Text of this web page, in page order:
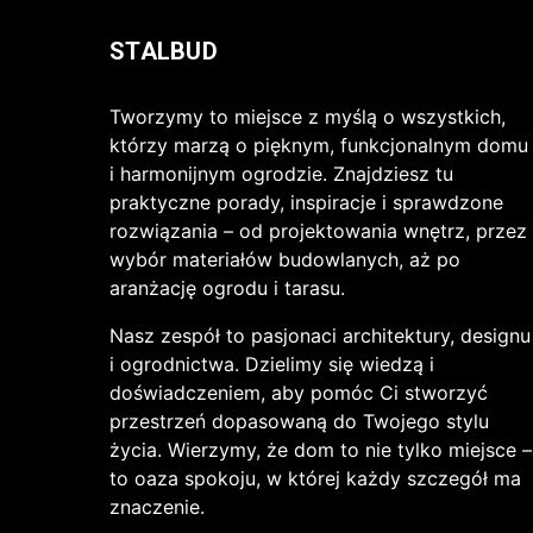
STALBUD
Tworzymy to miejsce z myślą o wszystkich,
którzy marzą o pięknym, funkcjonalnym domu
i harmonijnym ogrodzie. Znajdziesz tu
praktyczne porady, inspiracje i sprawdzone
rozwiązania – od projektowania wnętrz, przez
wybór materiałów budowlanych, aż po
aranżację ogrodu i tarasu.
Nasz zespół to pasjonaci architektury, designu
i ogrodnictwa. Dzielimy się wiedzą i
doświadczeniem, aby pomóc Ci stworzyć
przestrzeń dopasowaną do Twojego stylu
życia. Wierzymy, że dom to nie tylko miejsce –
to oaza spokoju, w której każdy szczegół ma
znaczenie.